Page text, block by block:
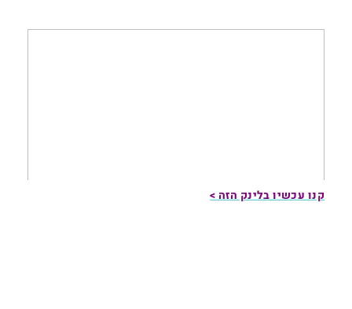
קנו עכשיו בלינק הזה >